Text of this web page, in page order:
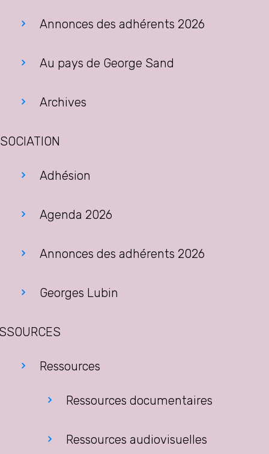
Annonces des adhérents 2026
Au pays de George Sand
Archives
Adhésion
Agenda 2026
Annonces des adhérents 2026
Georges Lubin
Ressources
Ressources documentaires
Ressources audiovisuelles